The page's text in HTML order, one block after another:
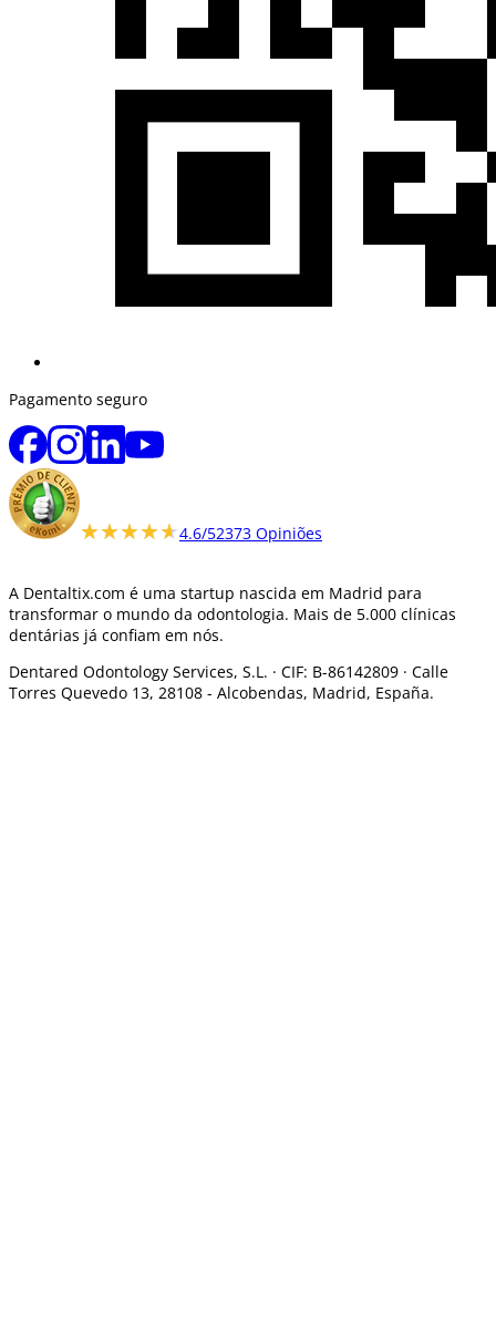
Pagamento seguro
★★★★★
★★★★★4.6/52373 Opiniões
A Dentaltix.com é uma startup nascida em Madrid para
transformar o mundo da odontologia. Mais de 5.000 clínicas
dentárias já confiam em nós.
Dentared Odontology Services, S.L. · CIF: B-86142809 · Calle
Torres Quevedo 13, 28108 - Alcobendas, Madrid, España.